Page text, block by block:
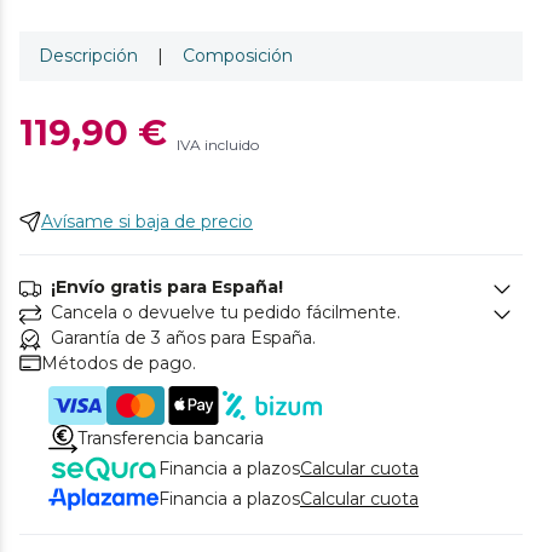
Descripción | Composición
119,90 € IVA incluido
Avísame si baja de precio
¡Envío gratis para España!
Cancela o devuelve tu pedido fácilmente.
Garantía de 3 años para España.
Métodos de pago.
Transferencia bancaria
Financia a plazosCalcular cuota
Financia a plazosCalcular cuota